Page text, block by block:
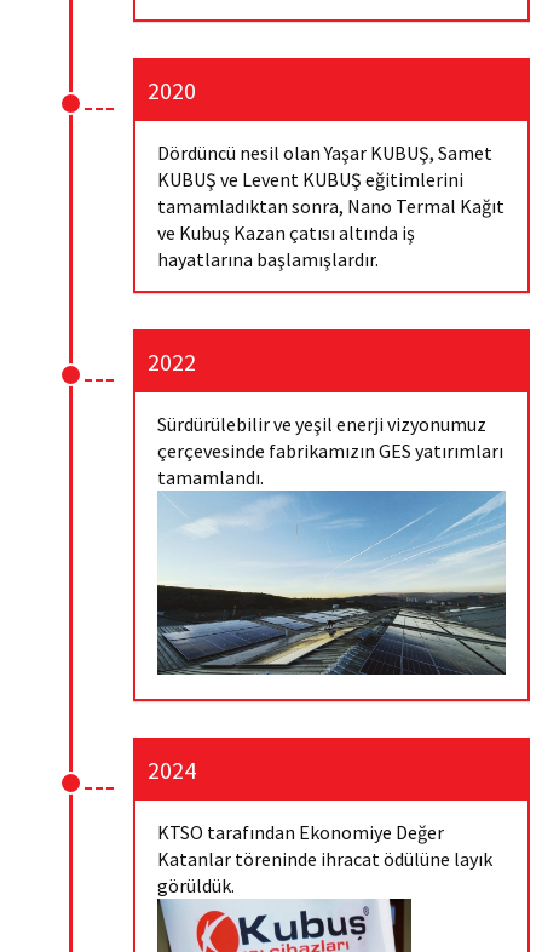
2020
Dördüncü nesil olan Yaşar KUBUŞ, Samet
KUBUŞ ve Levent KUBUŞ eğitimlerini
tamamladıktan sonra, Nano Termal Kağıt
ve Kubuş Kazan çatısı altında iş
hayatlarına başlamışlardır.
2022
Sürdürülebilir ve yeşil enerji vizyonumuz
çerçevesinde fabrikamızın GES yatırımları
tamamlandı.
2024
KTSO tarafından Ekonomiye Değer
Katanlar töreninde ihracat ödülüne layık
görüldük.